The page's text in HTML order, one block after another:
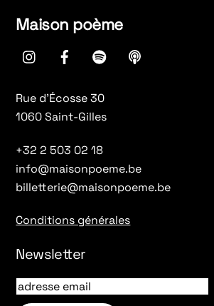
Maison poème
instagramFacebookspotify
Rue d’Écosse 30
1060 Saint-Gilles
+32 2 503 02 18
info@maisonpoeme.be
billetterie@maisonpoeme.be
Conditions générales
Newsletter